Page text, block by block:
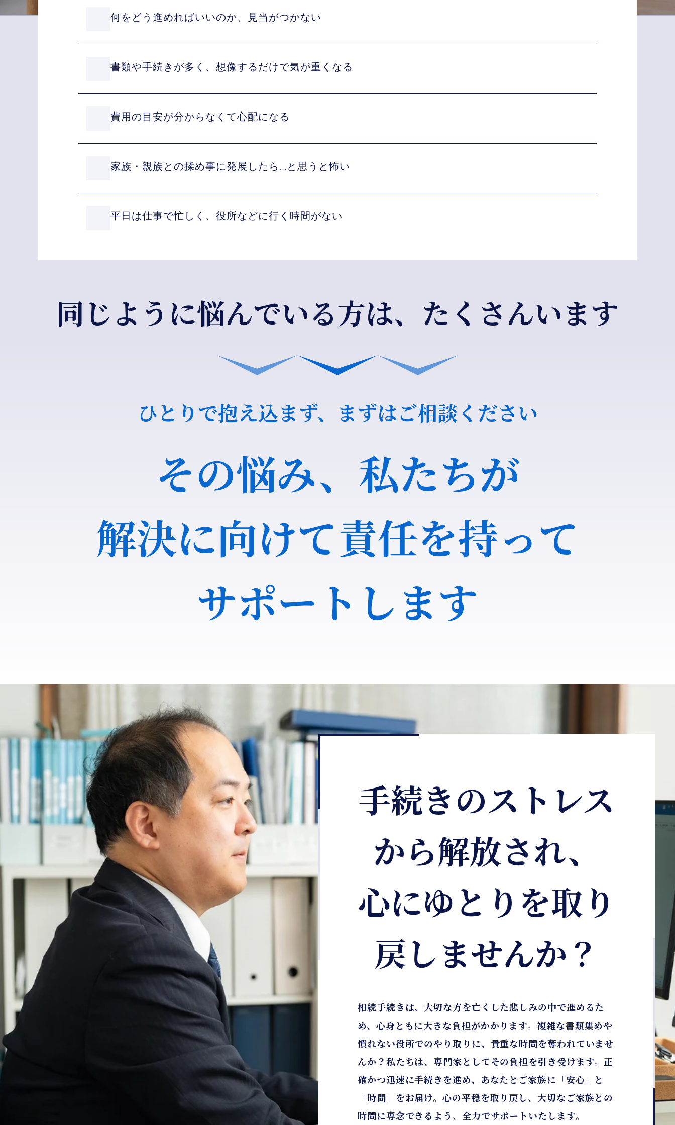
何をどう進めればいいのか、見当がつかない
書類や手続きが多く、想像するだけで気が重くなる
費用の目安が分からなくて心配になる
家族・親族との揉め事に発展したら...と思うと怖い
平日は仕事で忙しく、役所などに行く時間がない
同じように悩んでいる方は、たくさんいます
ひとりで抱え込まず、まずはご相談ください
その悩み、私たちが
解決に向けて責任を持って
サポートします
手続きのストレス
から解放され、
心にゆとりを取り
戻しませんか？
相続手続きは、大切な方を亡くした悲しみの中で進めるた
め、心身ともに大きな負担がかかります。複雑な書類集めや
慣れない役所でのやり取りに、貴重な時間を奪われていませ
んか？私たちは、専門家としてその負担を引き受けます。正
確かつ迅速に手続きを進め、あなたとご家族に「安心」と
「時間」をお届け。心の平穏を取り戻し、大切なご家族との
時間に専念できるよう、全力でサポートいたします。